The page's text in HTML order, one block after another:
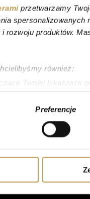
przetwarzamy
rozwoju produktów.
również:
Twojej lokalizacji
aktywnie
tego, jak Twoje
cookie możesz
spersonalizowania
o tym, jak
mogą
z ich usług.
Preferencje